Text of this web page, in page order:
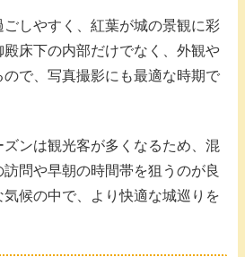
しやすく、紅葉が城の景観に彩
殿床下の内部だけでなく、外観や
で、写真撮影にも最適な時期で
ズンは観光客が多くなるため、混
問や早朝の時間帯を狙うのが良
候の中で、より快適な城巡りを